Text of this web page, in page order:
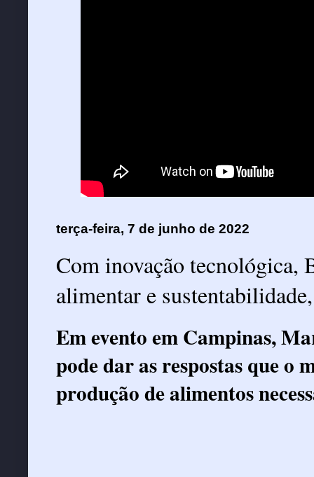
terça-feira, 7 de junho de 2022
Com inovação tecnológica,
alimentar e
Em evento em Campinas,
pode dar as respostas que
produção de alimentos